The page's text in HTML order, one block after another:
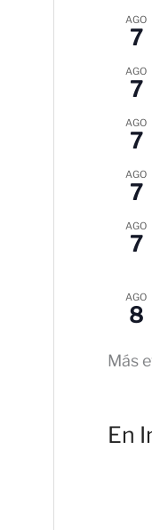
AGO
7
AGO
7
AGO
7
AGO
7
AGO
7
AGO
8
Más
En